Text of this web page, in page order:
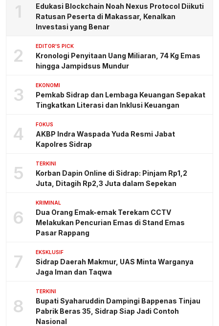
1
Edukasi Blockchain Noah Nexus Protocol Diikuti
Ratusan Peserta di Makassar, Kenalkan
Investasi yang Benar
2 EDITOR'S PICK
Kronologi Penyitaan Uang Miliaran, 74 Kg Emas
hingga Jampidsus Mundur
3 EKONOMI
Pemkab Sidrap dan Lembaga Keuangan Sepakat
Tingkatkan Literasi dan Inklusi Keuangan
4 FOKUS
AKBP Indra Waspada Yuda Resmi Jabat
Kapolres Sidrap
5 TERKINI
Korban Dapin Online di Sidrap: Pinjam Rp1,2
Juta, Ditagih Rp2,3 Juta dalam Sepekan
6
KRIMINAL
Dua Orang Emak-emak Terekam CCTV
Melakukan Pencurian Emas di Stand Emas
Pasar Rappang
7 EKSKLUSIF
Sidrap Daerah Makmur, UAS Minta Warganya
Jaga Iman dan Taqwa
8
TERKINI
Bupati Syaharuddin Dampingi Bappenas Tinjau
Pabrik Beras 35, Sidrap Siap Jadi Contoh
Nasional